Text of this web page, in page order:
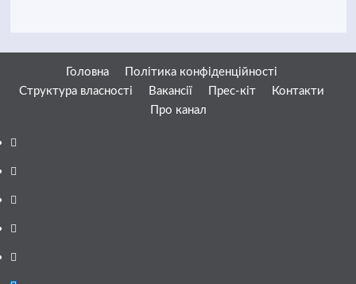
Головна
Політика конфіденційності
Структура власності
Вакансії Прес-кіт
Контакти
Про канал
Facebook
YouTube
Telegram
Instagram
Twitter